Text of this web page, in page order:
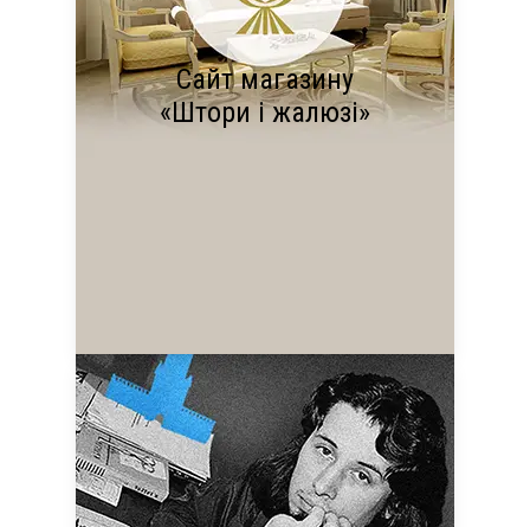
Сайт магазину
«Штори і жалюзі»